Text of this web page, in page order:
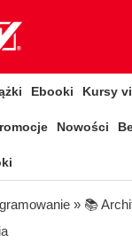
Ebooki Kursy
Nowości
» 📚